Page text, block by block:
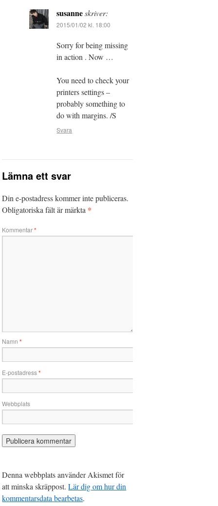
susanne skriver:
2015/01/02 kl. 18:00
Sorry for being missing
in action . Now …
You need to check your
printers settings –
probably something to
do with margins. /S
Svara
Lämna ett svar
Din e-postadress kommer inte publiceras.
Obligatoriska fält är märkta *
Kommentar*
Namn*
E-postadress*
Webbplats
Denna webbplats använder Akismet för
att minska skräppost.Lär dig om hur din
kommentarsdata bearbetas.